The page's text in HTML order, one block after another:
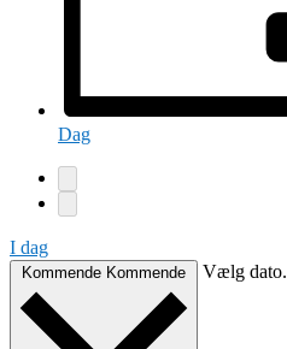
Dag
I dag
Kommende Kommende Vælg dato.